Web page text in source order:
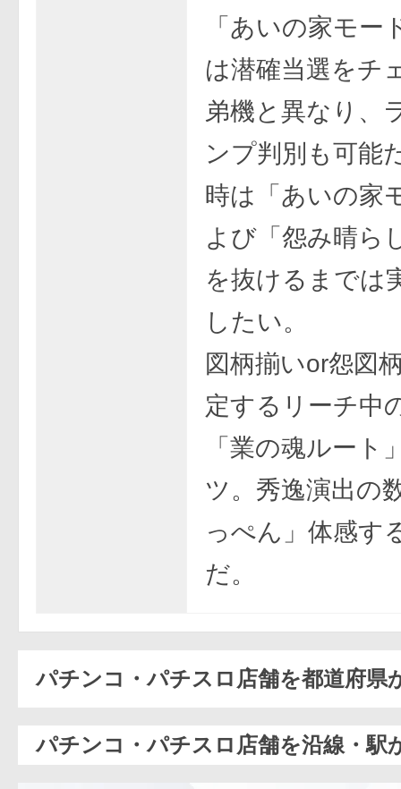
「あいの家モー
は潜確当選をチ
弟機と異なり、
ンプ判別も可能
時は「あいの家
よび「怨み晴ら
を抜けるまでは
したい。
図柄揃いor怨図
定するリーチ中
「業の魂ルート
ツ。秀逸演出の
っぺん」体感す
だ。
パチンコ・パチスロ店舗を都道府県
パチンコ・パチスロ店舗を沿線・駅